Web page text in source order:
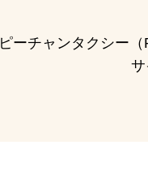
ピーチャンタクシー